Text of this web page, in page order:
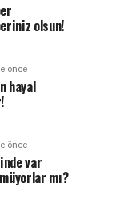
olsun!
önce
hayal
önce
var
mı?